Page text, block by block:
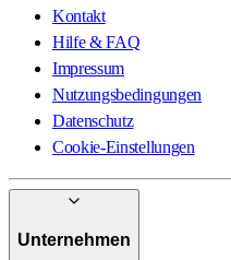
Kontakt
Hilfe & FAQ
Impressum
Nutzungsbedingungen
Datenschutz
Cookie-Einstellungen
Unternehmen